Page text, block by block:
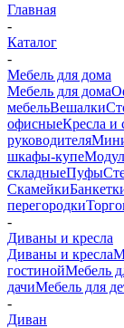
Главная
-
Каталог
-
Мебель для дома
Мебель для дома
мебельВешалки
офисныеКресла и
руководителя
шкафы-купе
складныеПуфы
Скамейки
перегородки
-
Диваны и кресла
Диваны и кресла
гостинойМебель
дачиМебель для
-
Диван